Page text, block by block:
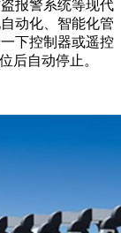
报警系统等现代
动化、智能化管
下控制器或遥控
后自动停止。